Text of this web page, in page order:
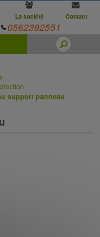
La société Contact
0562392551
support panneau